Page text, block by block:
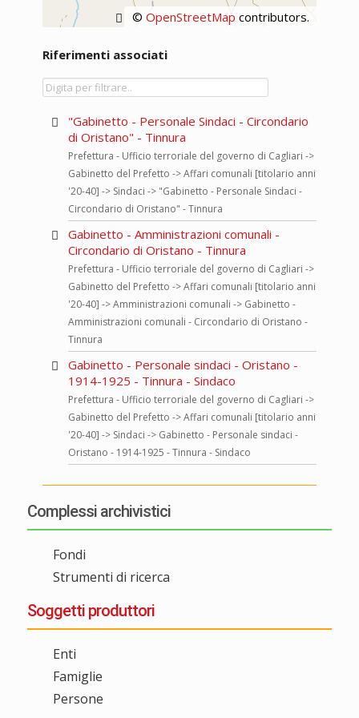
© OpenStreetMap contributors.
Riferimenti associati
"Gabinetto - Personale Sindaci - Circondario
di Oristano" - Tinnura
Prefettura - Ufficio terroriale del governo di Cagliari ->
Gabinetto del Prefetto -> Affari comunali [titolario anni
'20-40] -> Sindaci -> "Gabinetto - Personale Sindaci -
Circondario di Oristano" - Tinnura
Gabinetto - Amministrazioni comunali -
Circondario di Oristano - Tinnura
Prefettura - Ufficio terroriale del governo di Cagliari ->
Gabinetto del Prefetto -> Affari comunali [titolario anni
'20-40] -> Amministrazioni comunali -> Gabinetto -
Amministrazioni comunali - Circondario di Oristano -
Tinnura
Gabinetto - Personale sindaci - Oristano -
1914-1925 - Tinnura - Sindaco
Prefettura - Ufficio terroriale del governo di Cagliari ->
Gabinetto del Prefetto -> Affari comunali [titolario anni
'20-40] -> Sindaci -> Gabinetto - Personale sindaci -
Oristano - 1914-1925 - Tinnura - Sindaco
Complessi archivistici
Fondi
Strumenti di ricerca
Soggetti produttori
Enti
Famiglie
Persone